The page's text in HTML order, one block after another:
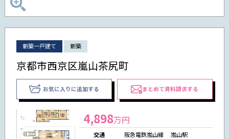
新築一戸建て 新築
京都市西京区嵐山茶尻町
お気に入りに追加する まとめて資料請求する
4,898万円
交通
阪急電鉄嵐山線 嵐山駅